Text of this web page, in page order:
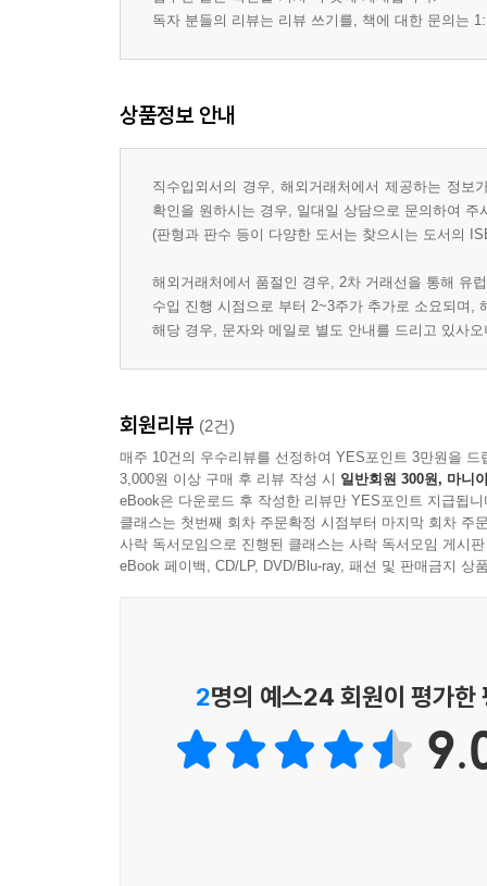
독자 분들의 리뷰는 리뷰 쓰기를, 책에 대한 문의는
상품정보 안내
직수입외서의 경우, 해외거래처에서 제공하는 정
확인을 원하시는 경우, 일대일 상담으로 문의하여 주
(판형과 판수 등이 다양한 도서는 찾으시는 도서의
해외거래처에서 품절인 경우, 2차 거래선을 통해 유
수입 진행 시점으로 부터 2~3주가 추가로 소요되며,
해당 경우, 문자와 메일로 별도 안내를 드리고 있사
회원리뷰 (2건)
매주 10건의 우수리뷰를 선정하여 YES포인트 3만원을 드
3,000원 이상 구매 후 리뷰 작성 시 일반회원 300원, 마니
eBook은 다운로드 후 작성한 리뷰만 YES포인트 지급됩니
클래스는 첫번째 회차 주문확정 시점부터 마지막 회차 주
사락 독서모임으로 진행된 클래스는 사락 독서모임 게시
eBook 페이백, CD/LP, DVD/Blu-ray, 패션 및 판매금지 상
2명의 예스24 회원이 평가한